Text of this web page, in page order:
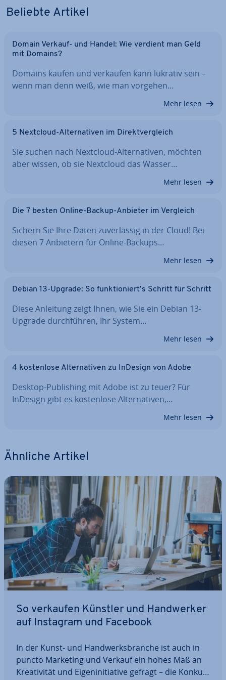
Beliebte Artikel
Domain Verkauf- und Handel: Wie verdient man Geld
mit Domains?
Domains kaufen und verkaufen kann lukrativ sein –
wenn man denn weiß, wie man vorgehen…
Mehr lesen
5 Nextcloud-Al­ter­na­ti­ven im Di­rekt­ver­gleich
Sie suchen nach Nextcloud-Al­ter­na­ti­ven, möchten
aber wissen, ob sie Nextcloud das Wasser…
Mehr lesen
Die 7 besten Online-Backup-Anbieter im Vergleich
Sichern Sie Ihre Daten zu­ver­läs­sig in der Cloud! Bei
diesen 7 Anbietern für Online-Backups…
Mehr lesen
Debian 13-Upgrade: So funk­tio­niert’s Schritt für Schritt
Diese Anleitung zeigt Ihnen, wie Sie ein Debian 13-
Upgrade durch­füh­ren, Ihr System…
Mehr lesen
4 kos­ten­lo­se Al­ter­na­ti­ven zu InDesign von Adobe
Desktop-Pu­bli­shing mit Adobe ist zu teuer? Für
InDesign gibt es kos­ten­lo­se Al­ter­na­ti­ven,…
Mehr lesen
Ähnliche Artikel
So verkaufen Künstler und Hand­wer­ker
auf Instagram und Facebook
In der Kunst- und Hand­werks­bran­che ist auch in
puncto Marketing und Verkauf ein hohes Maß an
Krea­ti­vi­tät und Ei­gen­in­itia­ti­ve gefragt – die Kon­kur­